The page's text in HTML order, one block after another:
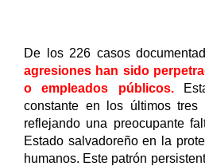
De los 226 casos
agresiones han sido
o empleados públicos.
constante en los últimos tres
reflejando una preocupante
Estado salvadoreño en la
humanos. Este patrón